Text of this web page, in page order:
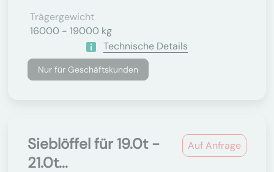
Trägergewicht
16000 - 19000 kg
Technische Details
Nur für Geschäftskunden
Auf Anfrage
Sieblöffel für 19.0t -
21.0t...